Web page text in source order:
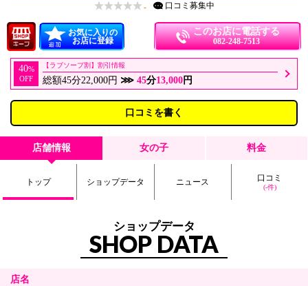
- 口コミ 募集中
お気に入りの
お店に登録
このお店に電話する
082-248-7513
40%
OFF
【ラブソープ割】割引情報
総額45分22,000円 ⋙ 45分13,000 円
口コミを書く
店舗情報 女の子 料金
トップ ショップデータ ニュース 口コミ
(-件)
ショップデータ
SHOP DATA
店名